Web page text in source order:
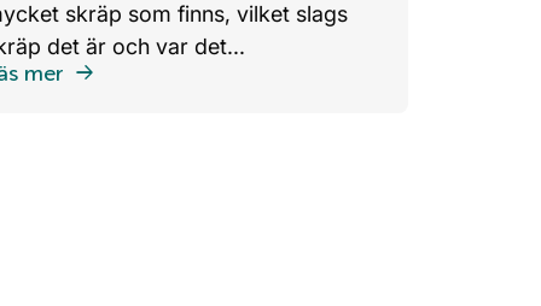
skräp som finns, vilket slags
det är och var det...
mer